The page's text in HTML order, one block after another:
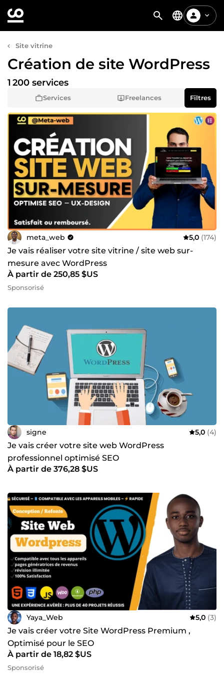
Site vitrine
Création de site WordPress
Services Freelances
1 200 services
Filtres
meta_web 5,0 (174)
Je vais réaliser votre site vitrine / site web sur-
mesure avec WordPress
À partir de 250,85 $US
Sponsorisé
signe 5,0 (4)
Je vais créer votre site web WordPress
professionnel optimisé SEO
À partir de 376,28 $US
Yaya_Web 5,0 (3)
Je vais créer votre Site WordPress Premium ,
Optimisé pour le SEO
À partir de 18,82 $US
Sponsorisé